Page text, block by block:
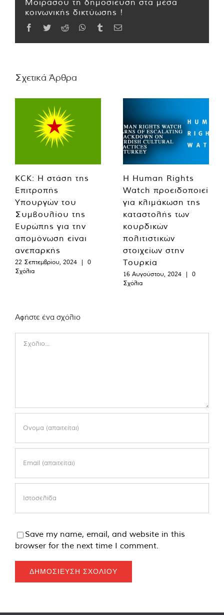
κοινωνικής δικτύωσης !
Facebook
TwitterReddit WhatsApp
TumblrEmail
Σχετικά Άρθρα
KCK: Η στάση της
Επιτροπής
Υπουργών του
Συμβουλίου της
Ευρώπης για την
απομόνωση είναι
ανεπαρκής
22 Σεπτεμβρίου, 2024 |
0
Σχόλια
Η Human Rights
Watch προειδοποιεί
για κλιμάκωση της
καταστολής των
κουρδικών
πολιτιστικών
στοιχείων στην
Τουρκία
16 Αυγούστου, 2024 |
0
Σχόλια
Αφήστε ένα σχόλιο
Save my name, email, and website in this
browser for the next time I comment.